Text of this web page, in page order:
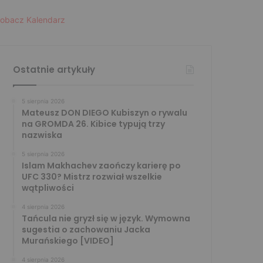
Kalendarz
Ostatnie artykuły
5 sierpnia 2026
Mateusz DON DIEGO Kubiszyn o rywalu
na GROMDA 26. Kibice typują trzy
nazwiska
5 sierpnia 2026
Islam Makhachev zaończy karierę po
UFC 330? Mistrz rozwiał wszelkie
wątpliwości
4 sierpnia 2026
Tańcula nie gryzł się w język. Wymowna
sugestia o zachowaniu Jacka
Murańskiego [VIDEO]
4 sierpnia 2026